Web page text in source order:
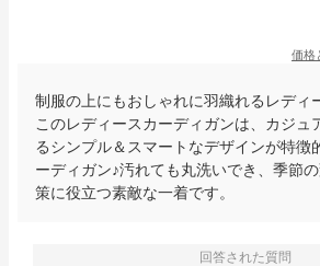
価格
制服の上にもおしゃれに羽織れるレディ
このレディースカーディガンは、カジュ
るシンプル＆スマートなデザインが特徴
ーディガン♪汚れても丸洗いでき、季節
策に役立つ素敵な一着です。
回答された質問